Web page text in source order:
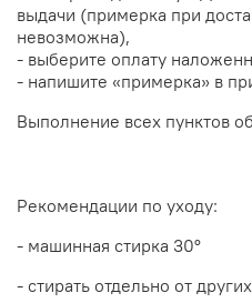
выдачи (примерка при
невозможна),
- выберите оплату
- напишите «примерка» в
Выполнение всех пунктов
Рекомендации по уходу:
- машинная стирка 30°
- стирать отдельно от